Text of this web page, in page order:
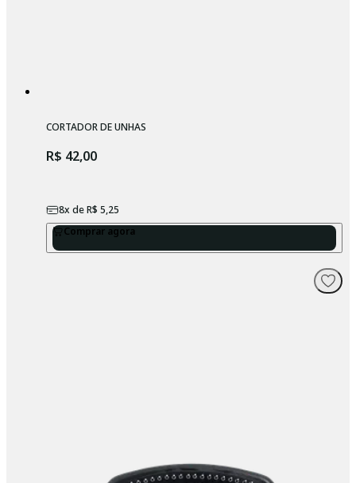
CORTADOR DE UNHAS
R$ 42,00
8x deR$ 5,25
Comprar agora